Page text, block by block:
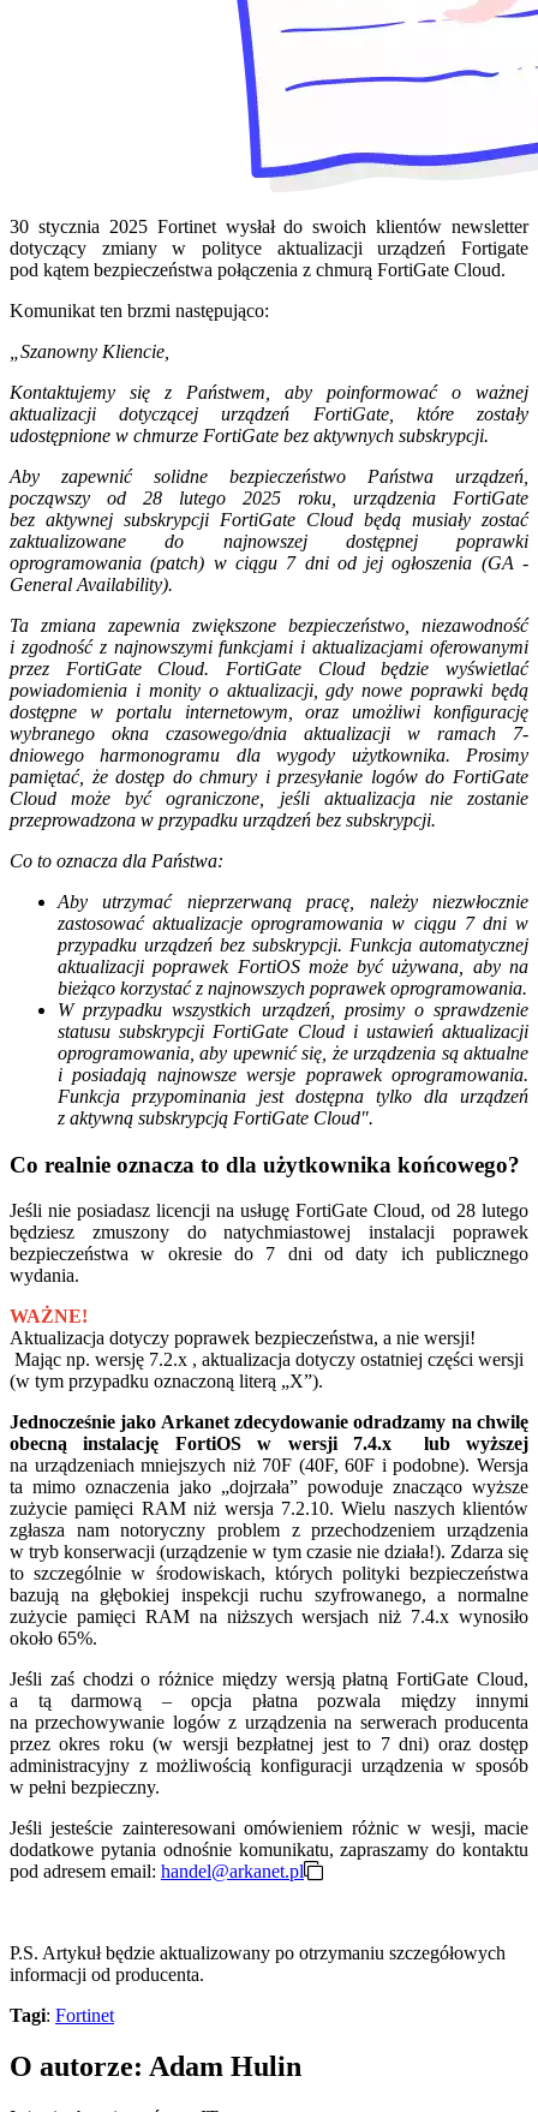
30 stycznia 2025 Fortinet wysłał do swoich klientów newsletter
dotyczący zmiany w polityce aktualizacji urządzeń Fortigate
pod kątem bezpieczeństwa połączenia z chmurą FortiGate Cloud.
Komunikat ten brzmi następująco:
„Szanowny Kliencie,
Kontaktujemy się z Państwem, aby poinformować o ważnej
aktualizacji dotyczącej urządzeń FortiGate, które zostały
udostępnione w chmurze FortiGate bez aktywnych subskrypcji.
Aby zapewnić solidne bezpieczeństwo Państwa urządzeń,
począwszy od 28 lutego 2025 roku, urządzenia FortiGate
bez aktywnej subskrypcji FortiGate Cloud będą musiały zostać
zaktualizowane do najnowszej dostępnej poprawki
oprogramowania (patch) w ciągu 7 dni od jej ogłoszenia (GA -
General Availability).
Ta zmiana zapewnia zwiększone bezpieczeństwo, niezawodność
i zgodność z najnowszymi funkcjami i aktualizacjami oferowanymi
przez FortiGate Cloud. FortiGate Cloud będzie wyświetlać
powiadomienia i monity o aktualizacji, gdy nowe poprawki będą
dostępne w portalu internetowym, oraz umożliwi konfigurację
wybranego okna czasowego/dnia aktualizacji w ramach 7-
dniowego harmonogramu dla wygody użytkownika. Prosimy
pamiętać, że dostęp do chmury i przesyłanie logów do FortiGate
Cloud może być ograniczone, jeśli aktualizacja nie zostanie
przeprowadzona w przypadku urządzeń bez subskrypcji.
Co to oznacza dla Państwa:
Aby utrzymać nieprzerwaną pracę, należy niezwłocznie
zastosować aktualizacje oprogramowania w ciągu 7 dni w
przypadku urządzeń bez subskrypcji. Funkcja automatycznej
aktualizacji poprawek FortiOS może być używana, aby na
bieżąco korzystać z najnowszych poprawek oprogramowania.
W przypadku wszystkich urządzeń, prosimy o sprawdzenie
statusu subskrypcji FortiGate Cloud i ustawień aktualizacji
oprogramowania, aby upewnić się, że urządzenia są aktualne
i posiadają najnowsze wersje poprawek oprogramowania.
Funkcja przypominania jest dostępna tylko dla urządzeń
z aktywną subskrypcją FortiGate Cloud".
Co realnie oznacza to dla użytkownika końcowego?
Jeśli nie posiadasz licencji na usługę FortiGate Cloud, od 28 lutego
będziesz zmuszony do natychmiastowej instalacji poprawek
bezpieczeństwa w okresie do 7 dni od daty ich publicznego
wydania.
WAŻNE!
Aktualizacja dotyczy poprawek bezpieczeństwa, a nie wersji!
Mając np. wersję 7.2.x , aktualizacja dotyczy ostatniej części wersji
(w tym przypadku oznaczoną literą „X”).
Jednocześnie jako Arkanet zdecydowanie odradzamy na chwilę
obecną instalację FortiOS w wersji 7.4.x lub wyższej
na urządzeniach mniejszych niż 70F (40F, 60F i podobne). Wersja
ta mimo oznaczenia jako „dojrzała” powoduje znacząco wyższe
zużycie pamięci RAM niż wersja 7.2.10. Wielu naszych klientów
zgłasza nam notoryczny problem z przechodzeniem urządzenia
w tryb konserwacji (urządzenie w tym czasie nie działa!). Zdarza się
to szczególnie w środowiskach, których polityki bezpieczeństwa
bazują na głębokiej inspekcji ruchu szyfrowanego, a normalne
zużycie pamięci RAM na niższych wersjach niż 7.4.x wynosiło
około 65%.
Jeśli zaś chodzi o różnice między wersją płatną FortiGate Cloud,
a tą darmową – opcja płatna pozwala między innymi
na przechowywanie logów z urządzenia na serwerach producenta
przez okres roku (w wersji bezpłatnej jest to 7 dni) oraz dostęp
administracyjny z możliwością konfiguracji urządzenia w sposób
w pełni bezpieczny.
Jeśli jesteście zainteresowani omówieniem różnic w wesji, macie
dodatkowe pytania odnośnie komunikatu, zapraszamy do kontaktu
pod adresem email: handel@arkanet.pl
P.S. Artykuł będzie aktualizowany po otrzymaniu szczegółowych
informacji od producenta.
Tagi: Fortinet
O autorze: Adam Hulin